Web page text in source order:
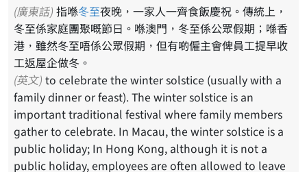
(廣東話) 指喺冬至夜晚，一家人一齊食飯慶祝。傳統上，
冬至係家庭團聚嘅節日。喺澳門，冬至係公眾假期；喺香
港，雖然冬至唔係公眾假期，但有啲僱主會俾員工提早收
工返屋企做冬。
(英文)
family dinner or feast). The winter solstice is an
important traditional festival where family members
gather to celebrate. In Macau, the winter solstice is a
public holiday; In Hong Kong, although it is not a
public holiday, employees are often allowed to leave